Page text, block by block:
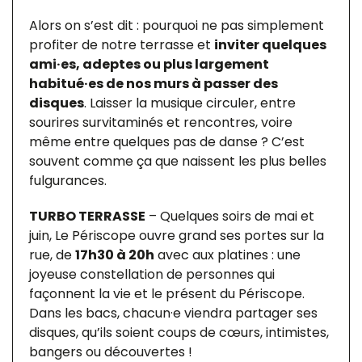
Alors on s’est dit : pourquoi ne pas simplement
profiter de notre terrasse et inviter quelques
ami·es, adeptes ou plus largement
habitué·es de nos murs à passer des
disques. Laisser la musique circuler, entre
sourires survitaminés et rencontres, voire
même entre quelques pas de danse ? C’est
souvent comme ça que naissent les plus belles
fulgurances.
TURBO TERRASSE – Quelques soirs de mai et
juin, Le Périscope ouvre grand ses portes sur la
rue, de17h30 à 20h avec aux platines : une
joyeuse constellation de personnes qui
façonnent la vie et le présent du Périscope.
Dans les bacs, chacun·e viendra partager ses
disques, qu’ils soient coups de cœurs, intimistes,
bangers ou découvertes !